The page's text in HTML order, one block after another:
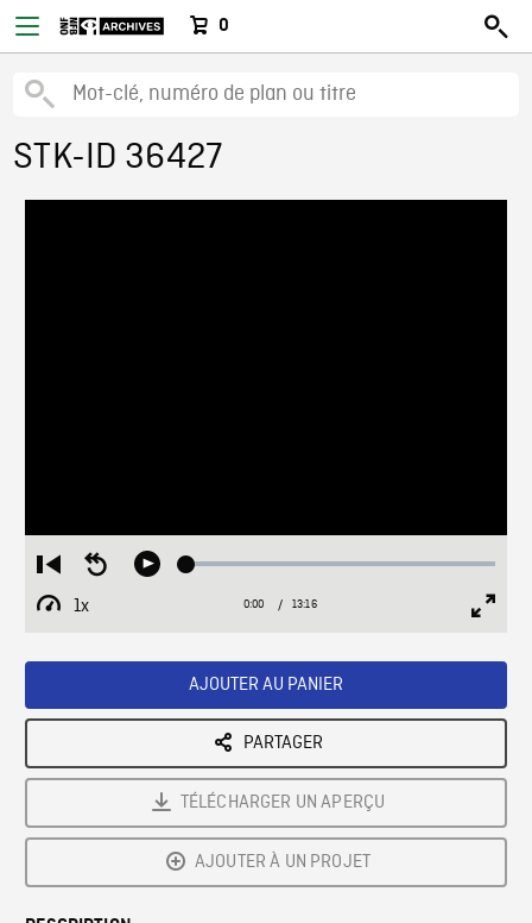
0
STK-ID 36427
Restart
from
beginning
Seek
Play Loaded:
1x
Playback
Current
0:00 / Duration
13:16
AJOUTER AU PANIER
PARTAGER
TÉLÉCHARGER UN APERÇU
AJOUTER À UN PROJET